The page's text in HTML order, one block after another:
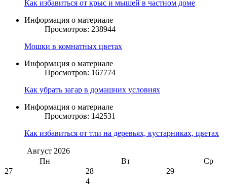
Как избавиться от крыс и мышей в частном доме
Информация о материале
Просмотров: 238944
Мошки в комнатных цветах
Информация о материале
Просмотров: 167774
Как убрать загар в домашних условиях
Информация о материале
Просмотров: 142531
Как избавиться от тли на деревьях, кустарниках, цветах
Август 2026
Пн
Вт
Ср
27
28 29
4